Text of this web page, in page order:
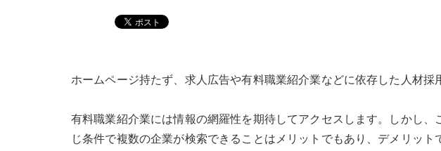
ホームページ持たず、求人広告や有料職業紹介業などに依存した人材採
有料職業紹介業には情報の網羅性を期待してアクセスします。しかし
じ条件で複数の企業が検索できることはメリットでもあり、デメリット